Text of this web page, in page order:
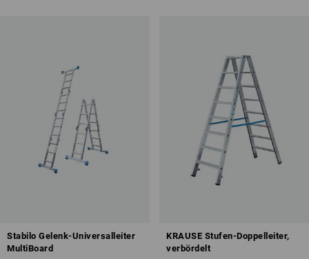
Stabilo Gelenk-Universalleiter
MultiBoard
KRAUSE Stufen-Doppelleiter,
verbördelt